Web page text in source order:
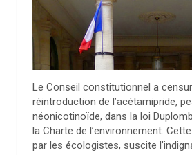
Le Conseil constitutionnel a
réintroduction de l’acétamipride,
néonicotinoïde, dans la loi
la Charte de l’environnement.
par les écologistes, suscite